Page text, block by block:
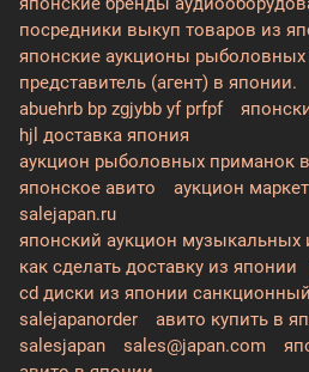
посредники выкуп товаров из
японские аукционы рыболовных
представитель (агент) в японии.
abuehrb bp zgjybb yf prfpf
hjl доставка япония
аукцион рыболовных приманок
японское авито
аукцион
salejapan.ru
японский аукцион музыкальных
как сделать доставку из японии
cd диски из японии
salejapanorder
авито купить в
salesjapan
sales@japan.com